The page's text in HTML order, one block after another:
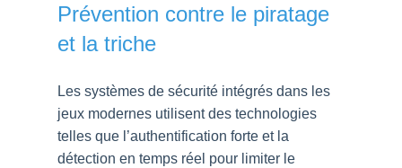
Prévention contre le piratage
et la triche
Les systèmes de sécurité intégrés dans les
jeux modernes utilisent des technologies
telles que l’authentification forte et la
détection en temps réel pour limiter le